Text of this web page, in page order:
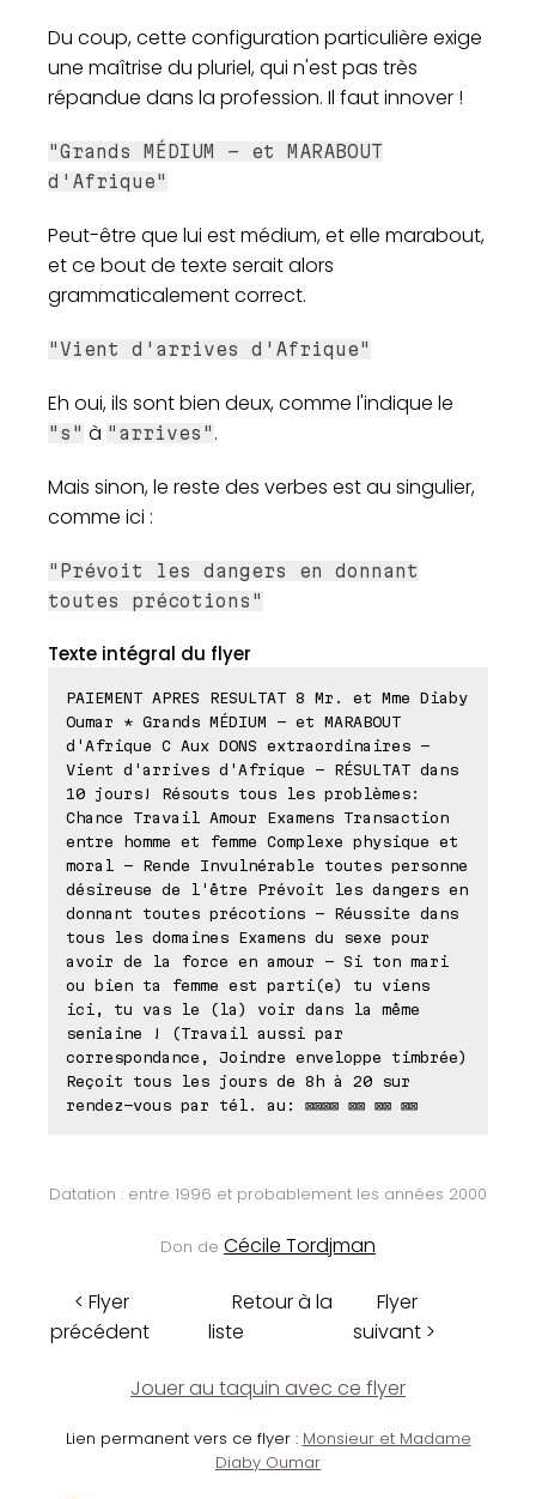
Du coup, cette configuration particulière exige
une maîtrise du pluriel, qui n'est pas très
répandue dans la profession. Il faut innover !
"Grands MÉDIUM - et MARABOUT
d'Afrique"
Peut-être que lui est médium, et elle marabout,
et ce bout de texte serait alors
grammaticalement correct.
"Vient d'arrives d'Afrique"
Eh oui, ils sont bien deux, comme l'indique le
"s" à "arrives" .
Mais sinon, le reste des verbes est au singulier,
comme ici :
"Prévoit les dangers en donnant
toutes précotions"
Texte intégral du flyer
PAIEMENT APRES RESULTAT 8 Mr. et Mme Diaby
Oumar * Grands MÉDIUM - et MARABOUT
d'Afrique C Aux DONS extraordinaires -
Vient d'arrives d'Afrique - RÉSULTAT dans
10 jours! Résouts tous les problèmes:
Chance Travail Amour Examens Transaction
entre homme et femme Complexe physique et
moral - Rende Invulnérable toutes personne
désireuse de l'être Prévoit les dangers en
donnant toutes précotions - Réussite dans
tous les domaines Examens du sexe pour
avoir de la force en amour - Si ton mari
ou bien ta femme est parti(e) tu viens
ici, tu vas le (la) voir dans la même
seniaine ! (Travail aussi par
correspondance, Joindre enveloppe timbrée)
Reçoit tous les jours de 8h à 20 sur
rendez-vous par tél. au: ⊠⊠⊠⊠ ⊠⊠ ⊠⊠ ⊠⊠
Datation : entre 1996 et probablement les années 2000
Don de Cécile Tordjman
< Flyer
précédent
Retour à la
liste
Flyer
suivant >
Jouer au taquin avec ce flyer
Lien permanent vers ce flyer : Monsieur et Madame
Diaby Oumar